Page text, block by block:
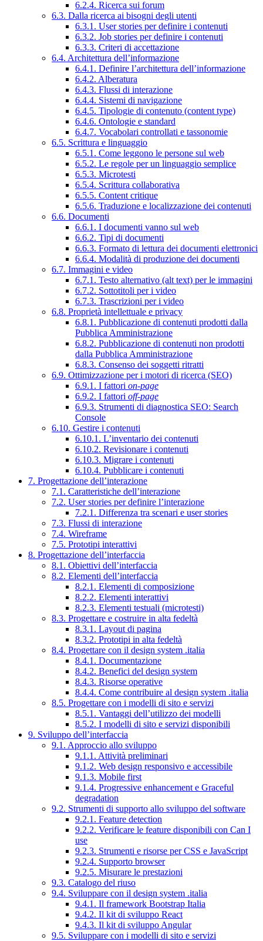
6.2.4. Ricerca sui forum
6.3. Dalla ricerca ai bisogni degli utenti
6.3.1. User stories per definire i contenuti
6.3.2. Job stories per definire i contenuti
6.3.3. Criteri di accettazione
6.4. Architettura dell’informazione
6.4.1. Definire l’architettura dell’informazione
6.4.2. Alberatura
6.4.3. Flussi di interazione
6.4.4. Sistemi di navigazione
6.4.5. Tipologie di contenuto (content type)
6.4.6. Ontologie e standard
6.4.7. Vocabolari controllati e tassonomie
6.5. Scrittura e linguaggio
6.5.1. Come leggono le persone sul web
6.5.2. Le regole per un linguaggio semplice
6.5.3. Microtesti
6.5.4. Scrittura collaborativa
6.5.5. Content critique
6.5.6. Traduzione e localizzazione dei contenuti
6.6. Documenti
6.6.1. I documenti vanno sul web
6.6.2. Tipi di documenti
6.6.3. Formato di lettura dei documenti elettronici
6.6.4. Modalità di produzione dei documenti
6.7. Immagini e video
6.7.1. Testo alternativo (alt text) per le immagini
6.7.2. Sottotitoli per i video
6.7.3. Trascrizioni per i video
6.8. Proprietà intellettuale e privacy
6.8.1. Pubblicazione di contenuti prodotti dalla
Pubblica Amministrazione
6.8.2. Pubblicazione di contenuti non prodotti
dalla Pubblica Amministrazione
6.8.3. Consenso dei soggetti ritratti
6.9. Ottimizzazione per i motori di ricerca (SEO)
6.9.1. I fattori on-page
6.9.2. I fattori off-page
6.9.3. Strumenti di diagnostica SEO: Search
Console
6.10. Gestire i contenuti
6.10.1. L’inventario dei contenuti
6.10.2. Revisionare i contenuti
6.10.3. Migrare i contenuti
6.10.4. Pubblicare i contenuti
7. Progettazione dell’interazione
7.1. Caratteristiche dell’interazione
7.2. User stories per definire l’interazione
7.2.1. Differenza tra scenari e user stories
7.3. Flussi di interazione
7.4. Wireframe
7.5. Prototipi interattivi
8. Progettazione dell’interfaccia
8.1. Obiettivi dell’interfaccia
8.2. Elementi dell’interfaccia
8.2.1. Elementi di composizione
8.2.2. Elementi interattivi
8.2.3. Elementi testuali (microtesti)
8.3. Progettare e costruire in alta fedeltà
8.3.1. Layout di pagina
8.3.2. Prototipi in alta fedeltà
8.4. Progettare con il design system .italia
8.4.1. Documentazione
8.4.2. Benefici del design system
8.4.3. Risorse operative
8.4.4. Come contribuire al design system .italia
8.5. Progettare con i modelli di sito e servizi
8.5.1. Vantaggi dell’utilizzo dei modelli
8.5.2. I modelli di sito e servizi disponibili
9. Sviluppo dell’interfaccia
9.1. Approccio allo sviluppo
9.1.1. Attività preliminari
9.1.2. Web design responsivo e accessibile
9.1.3. Mobile first
9.1.4. Progressive enhancement e Graceful
degradation
9.2. Strumenti di supporto allo sviluppo del software
9.2.1. Feature detection
9.2.2. Verificare le feature disponibili con Can I
use
9.2.3. Strumenti e risorse per CSS e JavaScript
9.2.4. Supporto browser
9.2.5. Misurare le prestazioni
9.3. Catalogo del riuso
9.4. Sviluppare con il design system .italia
9.4.1. Il framework Bootstrap Italia
9.4.2. Il kit di sviluppo React
9.4.3. Il kit di sviluppo Angular
9.5. Sviluppare con i modelli di sito e servizi